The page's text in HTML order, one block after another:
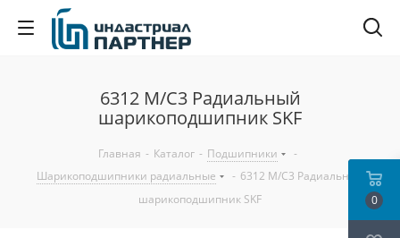
6312 M/C3 Радиальный
шарикоподшипник SKF
Главная - Каталог - Подшипники
-
Шарикоподшипники радиальные
- 6312 M/C3 Радиальный
шарикоподшипник SKF
0